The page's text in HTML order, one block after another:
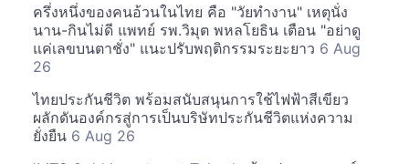
ครึ่งหนึ่งของคนอ้วนในไทย คือ "วัยทำงาน" เหตุนั่ง
นาน-กินไม่ดี แพทย์ รพ.วิมุต พหลโยธิน เตือน "อย่าดู
แค่เลขบนตาชั่ง" แนะปรับพฤติกรรมระยะยาว 6 Aug
26
ไทยประกันชีวิต พร้อมสนับสนุนการใช้ไฟฟ้าสีเขียว
ผลักดันองค์กรสู่การเป็นบริษัทประกันชีวิตแห่งความ
ยั่งยืน 6 Aug 26